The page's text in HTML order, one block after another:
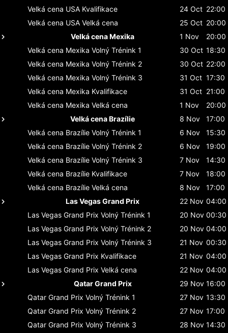
Velká cena USA Kvalifikace 24 Oct 22:00
Velká cena USA Velká cena 25 Oct 20:00
Velká cena Mexika
1 Nov
20:00
Velká cena Mexika Volný Trénink 1 30 Oct 18:30
Velká cena Mexika Volný Trénink 2 30 Oct 22:00
Velká cena Mexika Volný Trénink 3 31 Oct 17:30
Velká cena Mexika Kvalifikace 31 Oct 21:00
Velká cena Mexika Velká cena 1 Nov
20:00
Velká cena Brazílie
8 Nov
17:00
Velká cena Brazílie Volný Trénink 1 6 Nov
15:30
Velká cena Brazílie Volný Trénink 2 6 Nov
19:00
Velká cena Brazílie Volný Trénink 3 7 Nov
14:30
Velká cena Brazílie Kvalifikace 7 Nov
18:00
Velká cena Brazílie Velká cena 8 Nov
17:00
Las Vegas Grand Prix
22 Nov 04:00
Las Vegas Grand Prix Volný Trénink 1 20 Nov 00:30
Las Vegas Grand Prix Volný Trénink 2 20 Nov 04:00
Las Vegas Grand Prix Volný Trénink 3 21 Nov 00:30
Las Vegas Grand Prix Kvalifikace 21 Nov 04:00
Las Vegas Grand Prix Velká cena 22 Nov 04:00
Qatar Grand Prix
29 Nov 16:00
Qatar Grand Prix Volný Trénink 1 27 Nov 13:30
Qatar Grand Prix Volný Trénink 2 27 Nov 17:00
Qatar Grand Prix Volný Trénink 3 28 Nov 14:30